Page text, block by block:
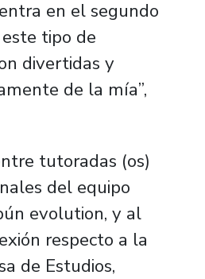
en el segundo
tipo de
divertidas y
de la mía”,
tutoradas (os)
del equipo
evolution, y al
respecto a la
de Estudios,